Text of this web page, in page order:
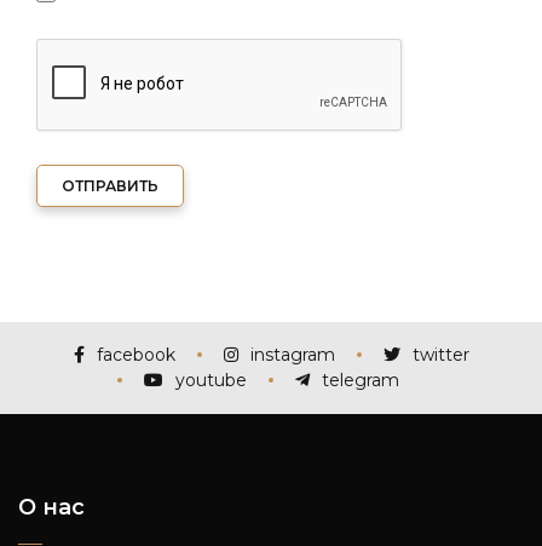
ОТПРАВИТЬ
facebook instagram
twitter
youtube
telegram
О нас